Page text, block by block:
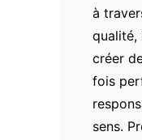
à
qualité,
créer
fois
sens.